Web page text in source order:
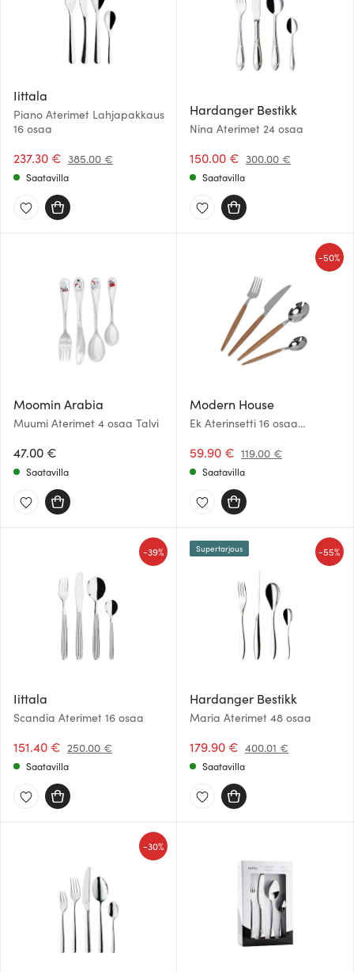
Iittala
Piano Aterimet Lahjapakkaus
16 osaa
237.30 € 385.00 €
Saatavilla
Hardanger Bestikk
Nina Aterimet 24 osaa
150.00 € 300.00 €
Saatavilla
Moomin Arabia
Muumi Aterimet 4 osaa Talvi
47.00 €
Saatavilla
Modern House
Ek Aterinsetti 16 osaa
59.90 € 119.00 €
-50%
Saatavilla
Iittala
Scandia Aterimet 16 osaa
151.40 € 250.00 €
-39%
Saatavilla
Hardanger Bestikk
Maria Aterimet 48 osaa
179.90 € 400.01 €
-55%
Supertarjous
Saatavilla
-30%